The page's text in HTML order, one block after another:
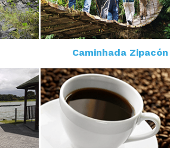
Caminhada Zipacón